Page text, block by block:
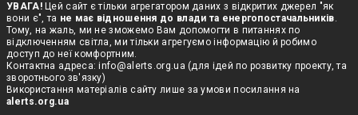
УВАГА!Цей сайт є тільки агрегатором даних з відкритих джерел "як
вони є", та не має відношення до влади та енергопостачальників.
Тому, на жаль, ми не зможемо Вам допомогти в питаннях по
відключенням світла, ми тільки агрегуємо інформацію й робимо
доступ до неї комфортним.
Контактна адреса:info@alerts.org.ua (для ідей по розвитку проекту, та
зворотнього зв'язку)
Використання матеріалів сайту лише за умови посилання на
alerts.org.ua